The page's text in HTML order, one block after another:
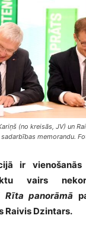
(no kreisās, JV) un
memorandu.
ir
vairs
Rīta panorāmā
Raivis Dzintars.